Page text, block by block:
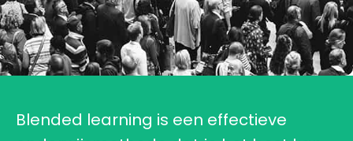
Blended learning is een effectieve